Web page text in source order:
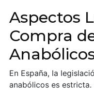
Aspectos
Compra
En España, la
anabólicos es